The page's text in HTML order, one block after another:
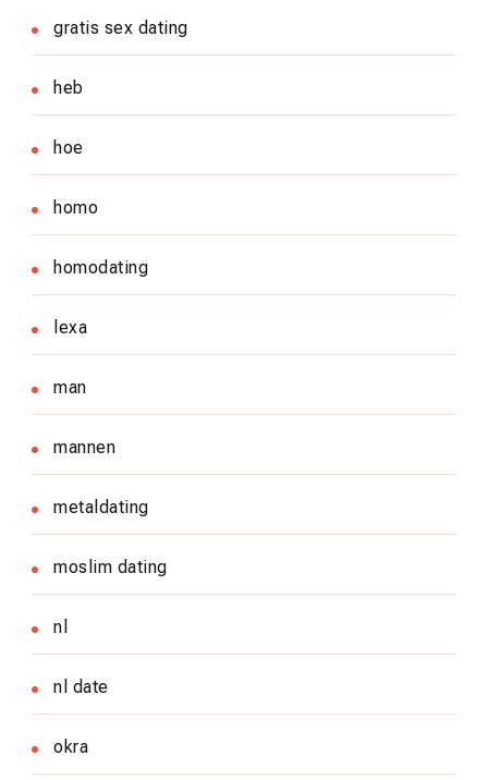
gratis sex dating
heb
hoe
homo
homodating
lexa
man
mannen
metaldating
moslim dating
nl
nl date
okra